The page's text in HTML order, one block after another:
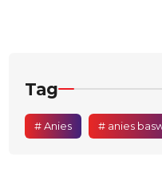
Tag
# Anies # anies